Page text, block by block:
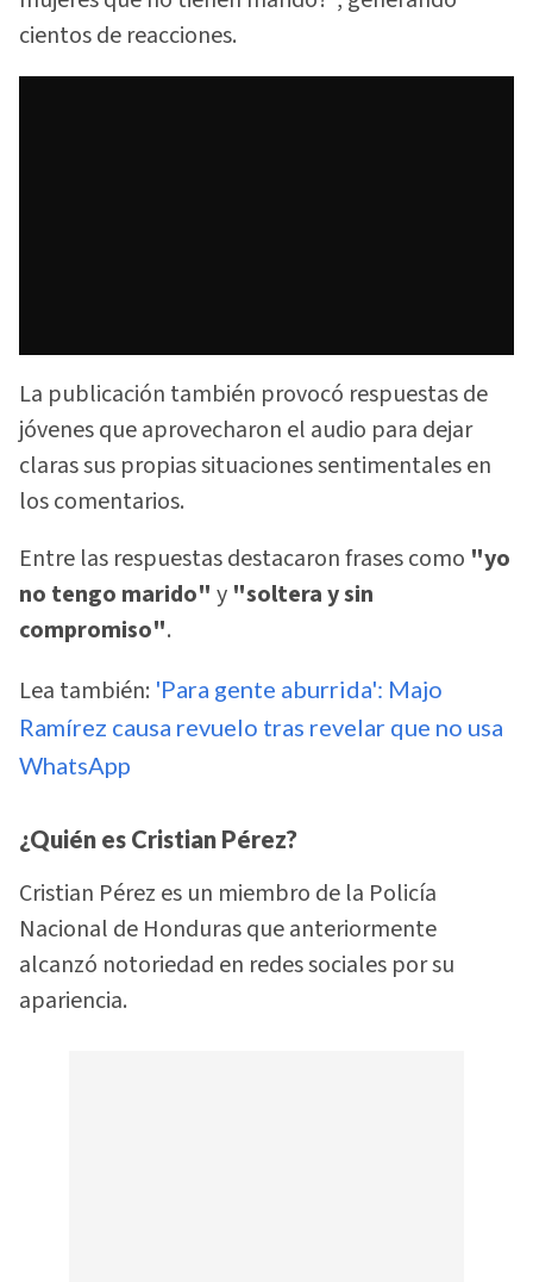
cientos de reacciones.
La publicación también provocó respuestas de
jóvenes que aprovecharon el audio para dejar
claras sus propias situaciones sentimentales en
los comentarios.
Entre las respuestas destacaron frases como "yo
no tengo marido" y "soltera y sin
compromiso".
Lea también: 'Para gente aburrida': Majo
Ramírez causa revuelo tras revelar que no usa
WhatsApp
¿Quién es Cristian Pérez?
Cristian Pérez es un miembro de la Policía
Nacional de Honduras que anteriormente
alcanzó notoriedad en redes sociales por su
apariencia.